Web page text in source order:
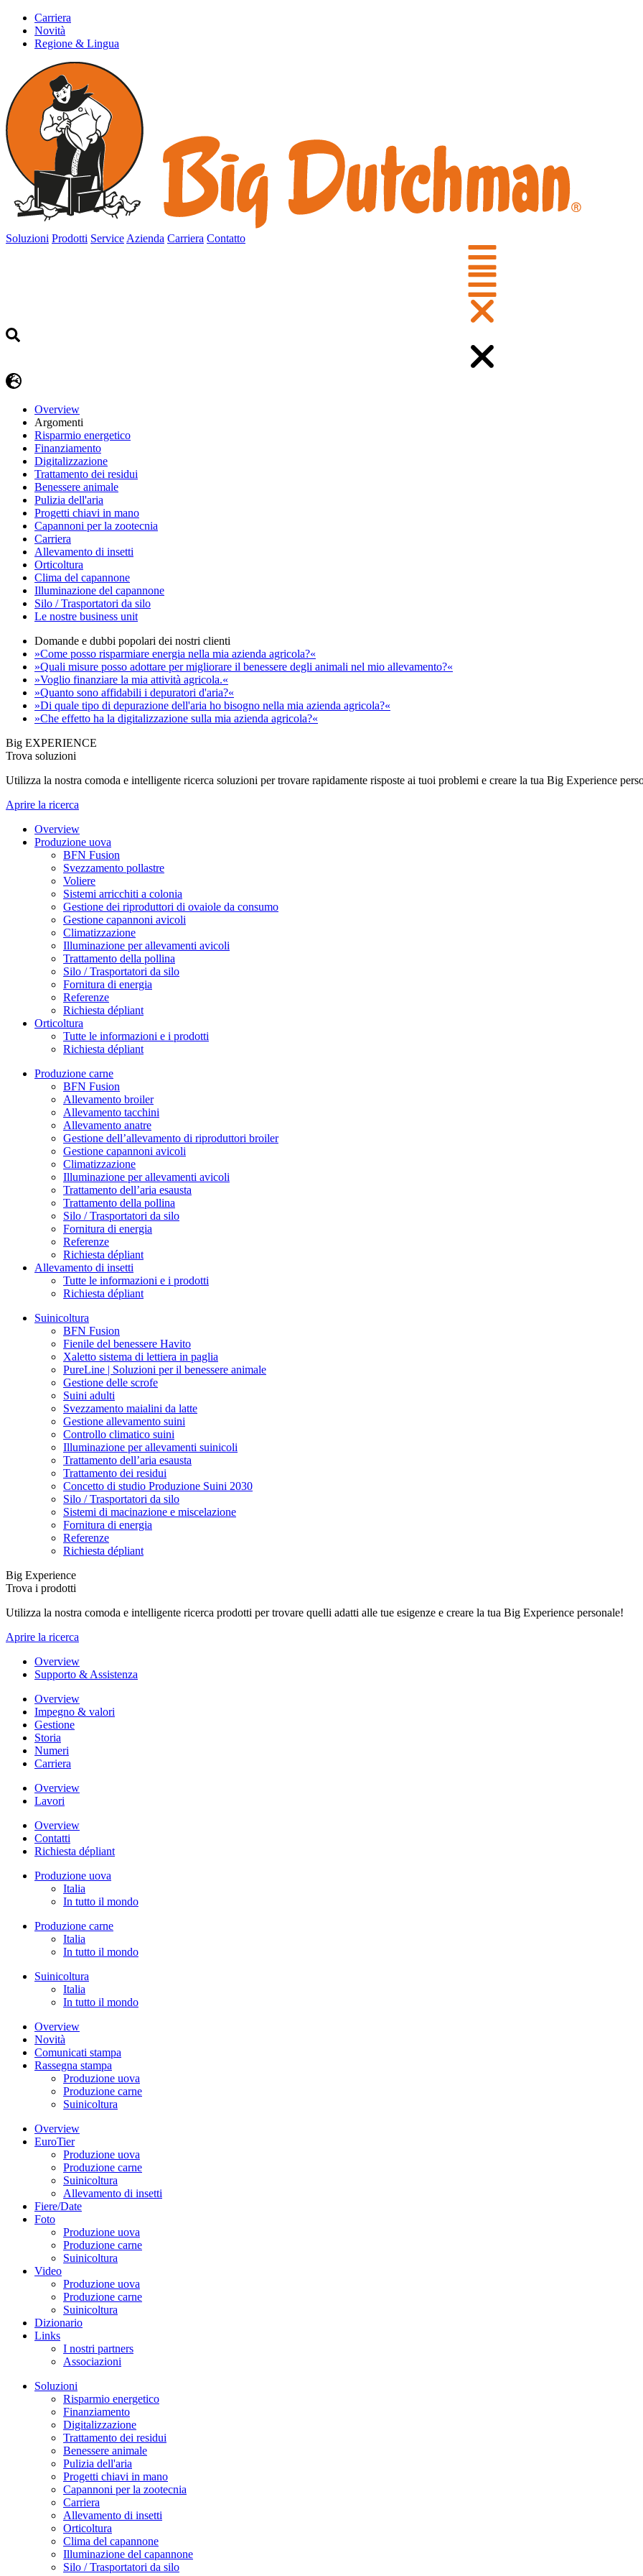
Carriera
Novità
Regione & Lingua
Soluzioni Prodotti Service Azienda Carriera Contatto
Overview
Argomenti
Risparmio energetico
Finanziamento
Digitalizzazione
Trattamento dei residui
Benessere animale
Pulizia dell'aria
Progetti chiavi in mano
Capannoni per la zootecnia
Carriera
Allevamento di insetti
Orticoltura
Clima del capannone
Illuminazione del capannone
Silo / Trasportatori da silo
Le nostre business unit
Domande e dubbi popolari dei nostri clienti
»Come posso risparmiare energia nella mia azienda agricola?«
»Quali misure posso adottare per migliorare il benessere degli animali nel mio allevamento?«
»Voglio finanziare la mia attività agricola.«
»Quanto sono affidabili i depuratori d'aria?«
»Di quale tipo di depurazione dell'aria ho bisogno nella mia azienda agricola?«
»Che effetto ha la digitalizzazione sulla mia azienda agricola?«
Big EXPERIENCE
Trova soluzioni
Utilizza la nostra comoda e intelligente ricerca soluzioni per trovare rapidamente risposte ai tuoi problemi e creare la tua Big Experience
Aprire la ricerca
Overview
Produzione uova
BFN Fusion
Svezzamento pollastre
Voliere
Sistemi arricchiti a colonia
Gestione dei riproduttori di ovaiole da consumo
Gestione capannoni avicoli
Climatizzazione
Illuminazione per allevamenti avicoli
Trattamento della pollina
Silo / Trasportatori da silo
Fornitura di energia
Referenze
Richiesta dépliant
Orticoltura
Tutte le informazioni e i prodotti
Richiesta dépliant
Produzione carne
BFN Fusion
Allevamento broiler
Allevamento tacchini
Allevamento anatre
Gestione dell’allevamento di riproduttori broiler
Gestione capannoni avicoli
Climatizzazione
Illuminazione per allevamenti avicoli
Trattamento dell’aria esausta
Trattamento della pollina
Silo / Trasportatori da silo
Fornitura di energia
Referenze
Richiesta dépliant
Allevamento di insetti
Tutte le informazioni e i prodotti
Richiesta dépliant
Suinicoltura
BFN Fusion
Fienile del benessere Havito
Xaletto sistema di lettiera in paglia
PureLine | Soluzioni per il benessere animale
Gestione delle scrofe
Suini adulti
Svezzamento maialini da latte
Gestione allevamento suini
Controllo climatico suini
Illuminazione per allevamenti suinicoli
Trattamento dell’aria esausta
Trattamento dei residui
Concetto di studio Produzione Suini 2030
Silo / Trasportatori da silo
Sistemi di macinazione e miscelazione
Fornitura di energia
Referenze
Richiesta dépliant
Big Experience
Trova i prodotti
Utilizza la nostra comoda e intelligente ricerca prodotti per trovare quelli adatti alle tue esigenze e creare la tua Big Experience personale!
Aprire la ricerca
Overview
Supporto & Assistenza
Overview
Impegno & valori
Gestione
Storia
Numeri
Carriera
Overview
Lavori
Overview
Contatti
Richiesta dépliant
Produzione uova
Italia
In tutto il mondo
Produzione carne
Italia
In tutto il mondo
Suinicoltura
Italia
In tutto il mondo
Overview
Novità
Comunicati stampa
Rassegna stampa
Produzione uova
Produzione carne
Suinicoltura
Overview
EuroTier
Produzione uova
Produzione carne
Suinicoltura
Allevamento di insetti
Fiere/Date
Foto
Produzione uova
Produzione carne
Suinicoltura
Video
Produzione uova
Produzione carne
Suinicoltura
Dizionario
Links
I nostri partners
Associazioni
Soluzioni
Risparmio energetico
Finanziamento
Digitalizzazione
Trattamento dei residui
Benessere animale
Pulizia dell'aria
Progetti chiavi in mano
Capannoni per la zootecnia
Carriera
Allevamento di insetti
Orticoltura
Clima del capannone
Illuminazione del capannone
Silo / Trasportatori da silo